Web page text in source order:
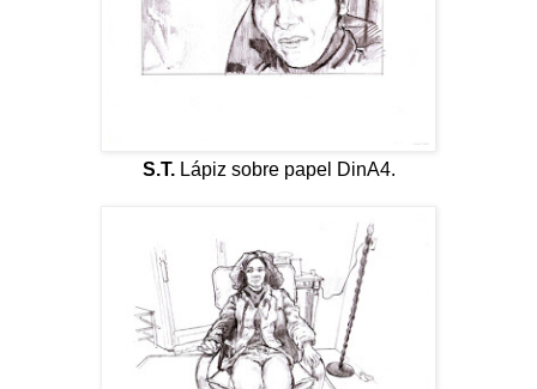
S.T.Lápiz sobre papel DinA4.